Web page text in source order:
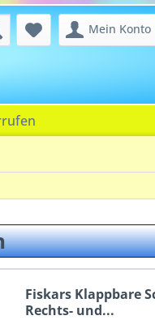
Mein Konto
Fiskars Klappbare
Rechts- und...